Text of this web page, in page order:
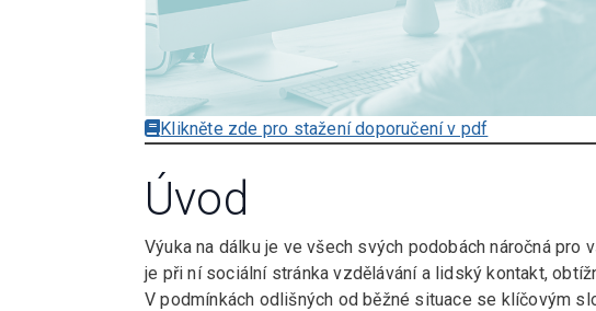
Klikněte zde pro stažení doporučení v pdf
Úvod
Výuka na dálku je ve všech svých podobách náročná pro
je při ní sociální stránka vzdělávání a lidský kontakt,
V podmínkách odlišných od běžné situace se klíčovým